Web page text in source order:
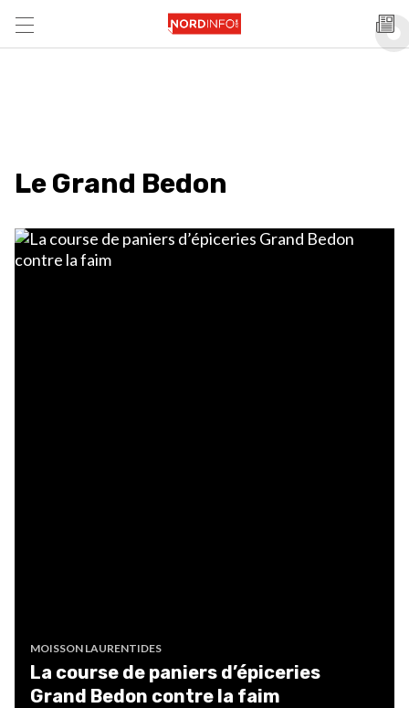
Le Grand Bedon
MOISSON LAURENTIDES
La course de paniers d’épiceries
Grand Bedon contre la faim